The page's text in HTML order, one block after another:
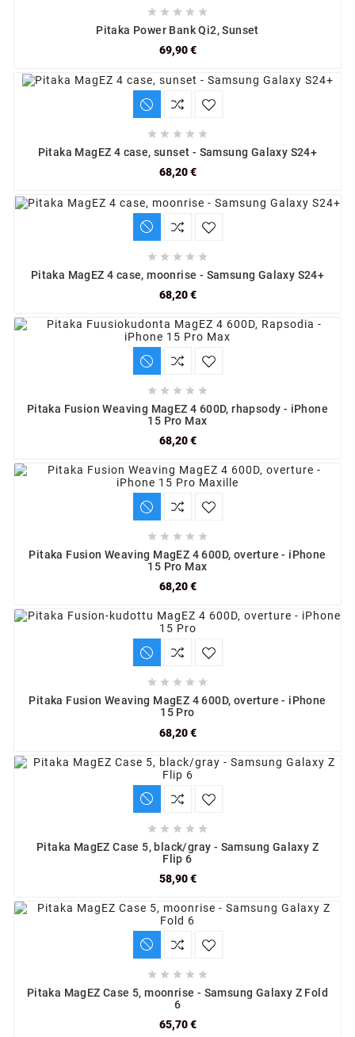
    
Pitaka Power Bank Qi2, Sunset
69,90 €
    
Pitaka MagEZ 4 case, sunset - Samsung Galaxy S24+
68,20 €
    
Pitaka MagEZ 4 case, moonrise - Samsung Galaxy S24+
68,20 €
    
Pitaka Fusion Weaving MagEZ 4 600D, rhapsody - iPhone
15 Pro Max
68,20 €
    
Pitaka Fusion Weaving MagEZ 4 600D, overture - iPhone
15 Pro Max
68,20 €
    
Pitaka Fusion Weaving MagEZ 4 600D, overture - iPhone
15 Pro
68,20 €
    
Pitaka MagEZ Case 5, black/gray - Samsung Galaxy Z
Flip 6
58,90 €
    
Pitaka MagEZ Case 5, moonrise - Samsung Galaxy Z Fold
6
65,70 €